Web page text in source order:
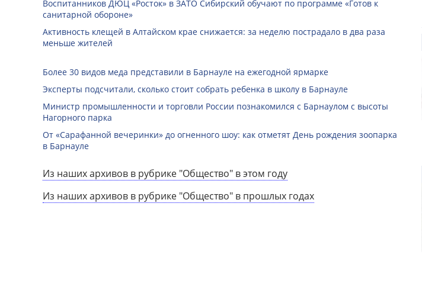
Воспитанников ДЮЦ «Росток» в ЗАТО Сибирский обучают по программе «Готов к
санитарной обороне»
Активность клещей в Алтайском крае снижается: за неделю пострадало в два раза
меньше жителей
Более 30 видов меда представили в Барнауле на ежегодной ярмарке
Эксперты подсчитали, сколько стоит собрать ребенка в школу в Барнауле
Министр промышленности и торговли России познакомился с Барнаулом с высоты
Нагорного парка
От «Сарафанной вечеринки» до огненного шоу: как отметят День рождения зоопарка
в Барнауле
Из наших архивов в рубрике "Общество" в этом году
Из наших архивов в рубрике "Общество" в прошлых годах